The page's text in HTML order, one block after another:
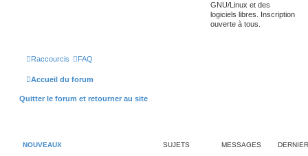
GNU/Linux et des
logiciels libres. Inscription
ouverte à tous.
Raccourcis FAQ
Accueil du forum
Quitter le forum et retourner au site
NOUVEAUX SUJETS MESSAGES